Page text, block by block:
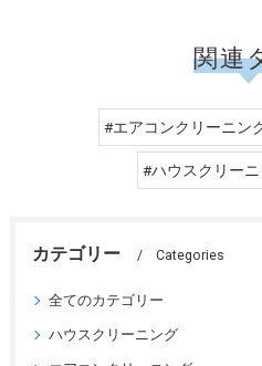
関連
#エアコンクリーニン
#ハウスクリー
カテゴリー Categories
全てのカテゴリー
ハウスクリーニング